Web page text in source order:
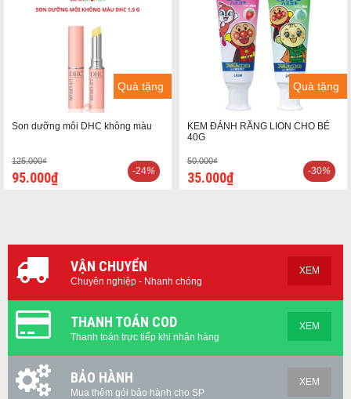
Quà tặng
Son dưỡng môi DHC không màu
125.000₫
95.000₫ -24%
Quà tặng
KEM ĐÁNH RĂNG LION CHO BÉ
40G
50.000₫
35.000₫ -30%
VẬN CHUYỂN
Chuyên nghiệp - Nhanh chóng
XEM
THANH TOÁN COD
Thanh toán trực tiếp khi nhận hàng
XEM
BẢO HÀNH
Mua thêm gói bảo hành cho SP
XEM